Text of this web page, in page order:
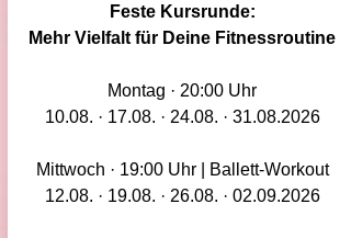
Feste Kursrunde:
Mehr Vielfalt für Deine Fitnessroutine
Montag · 20:00 Uhr
10.08. · 17.08. · 24.08. · 31.08.2026
Mittwoch · 19:00 Uhr | Ballett-Workout
12.08. · 19.08. · 26.08. · 02.09.2026